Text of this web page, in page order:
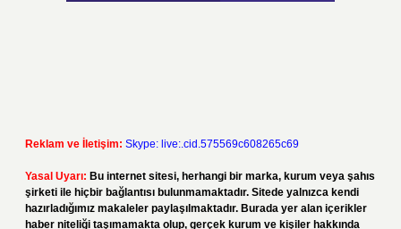
Reklam ve İletişim: Skype: live:.cid.575569c608265c69
Yasal Uyarı: Bu internet sitesi, herhangi bir marka, kurum veya şahıs
şirketi ile hiçbir bağlantısı bulunmamaktadır. Sitede yalnızca kendi
hazırladığımız makaleler paylaşılmaktadır. Burada yer alan içerikler
haber niteliği taşımamakta olup, gerçek kurum ve kişiler hakkında